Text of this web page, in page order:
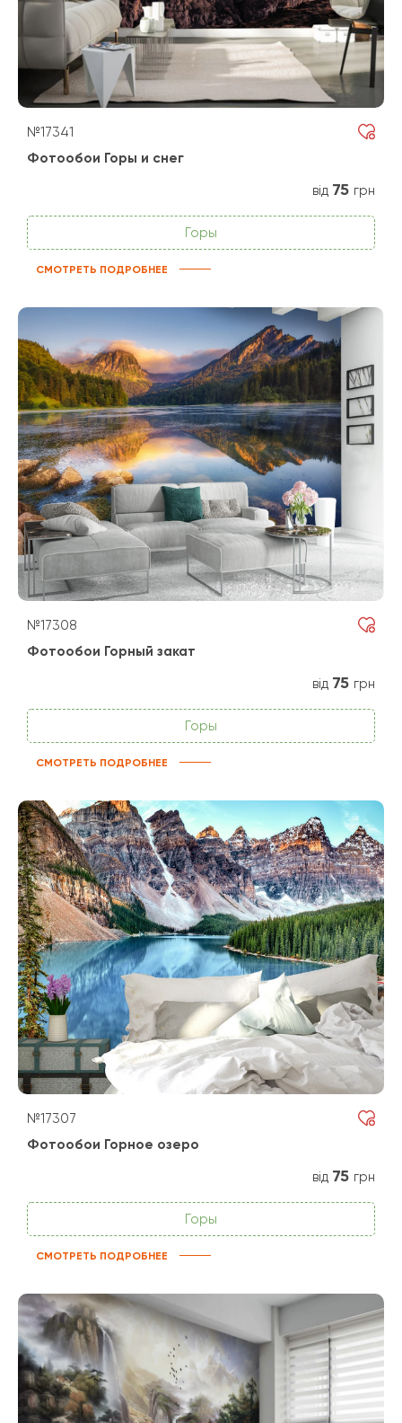
№17341
Фотообои Горы и снег
від 75 грн
Горы
СМОТРЕТЬ ПОДРОБНЕЕ
№17308
Фотообои Горный закат
від 75 грн
Горы
СМОТРЕТЬ ПОДРОБНЕЕ
№17307
Фотообои Горное озеро
від 75 грн
Горы
СМОТРЕТЬ ПОДРОБНЕЕ